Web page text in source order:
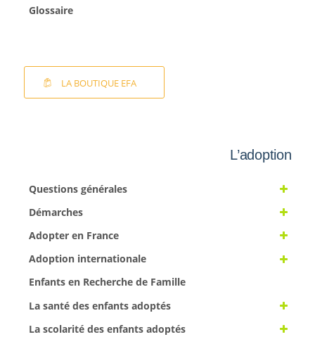
Glossaire
LA BOUTIQUE EFA
L’adoption
Questions générales
Démarches
Adopter en France
Adoption internationale
Enfants en Recherche de Famille
La santé des enfants adoptés
La scolarité des enfants adoptés